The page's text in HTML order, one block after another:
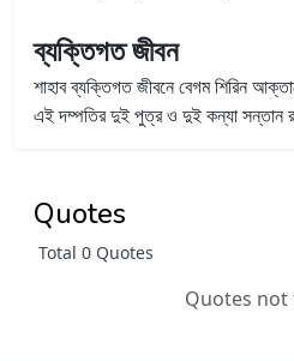
ব্যক্তিগত জীবন
শাহাব ব্যক্তিগত জীবনে বেগম শিরিন
এই দম্পতির দুই পুত্র ও দুই কন্যা সন্তান
Quotes
Total 0 Quotes
Quotes not